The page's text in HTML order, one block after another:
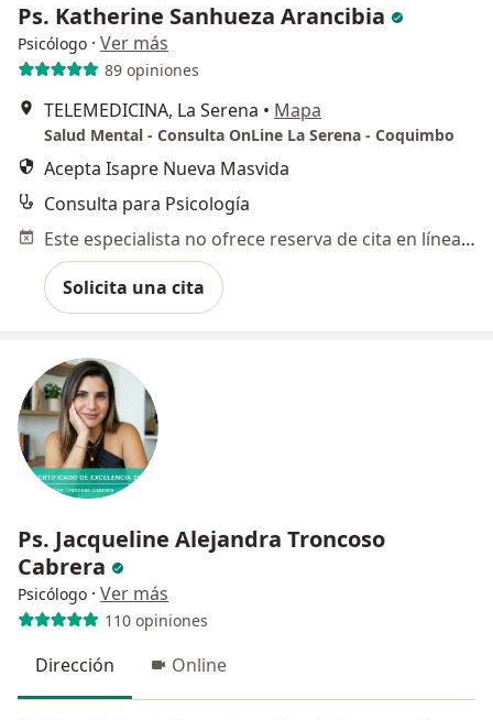
Ps. Katherine Sanhueza Arancibia
Psicólogo · Ver más
89 opiniones
TELEMEDICINA, La Serena • Mapa
Salud Mental - Consulta OnLine La Serena - Coquimbo
Acepta Isapre Nueva Masvida
Consulta para Psicología
Este especialista no ofrece reserva de cita en línea en esta dirección.
Solicita una cita
Ps. Jacqueline Alejandra Troncoso
Cabrera
Psicólogo · Ver más
110 opiniones
Dirección Online